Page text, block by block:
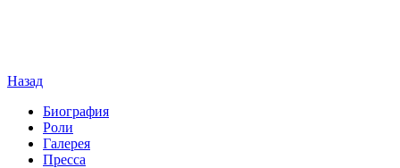
Назад
Биография
Роли
Галерея
Пресса